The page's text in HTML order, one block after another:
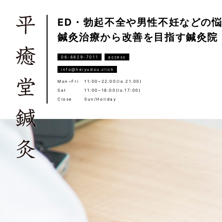
ED・勃起不全や男性不妊などの
鍼灸治療から改善を目指す鍼灸院
06-6829-7011 access
info@heiyudou.click
Mon~Fri
11:00~22:00(lo.21:00)
Sat
11:00~18:00(lo.17:00)
Close
Sun/Holiday